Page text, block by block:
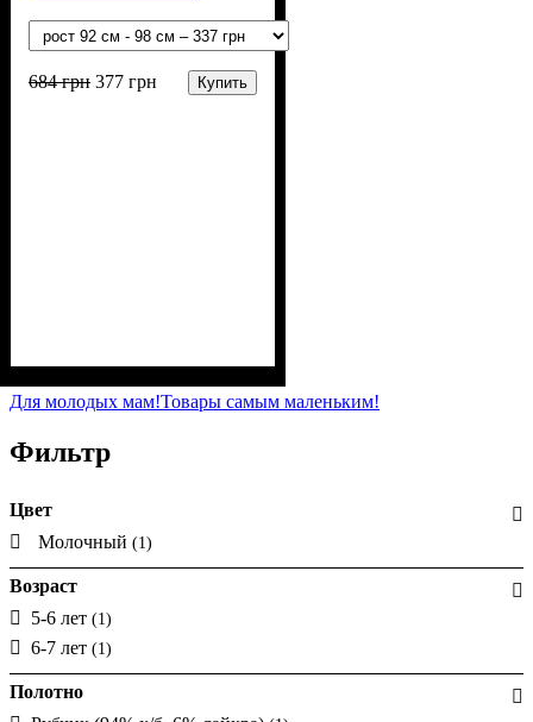
684грн 377 грн Купить
6% лайкра)
Для молодых мам!Товары самым маленьким!
Фильтр
Цвет
Молочный (1)
Возраст
5-6 лет (1)
6-7 лет (1)
Полотно